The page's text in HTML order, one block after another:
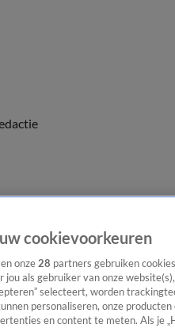
cookievoorkeuren
onze28 partners gebruiken
jou als gebruiker van onze
selecteert, worden
personaliseren, onze
en content te meten. Als je